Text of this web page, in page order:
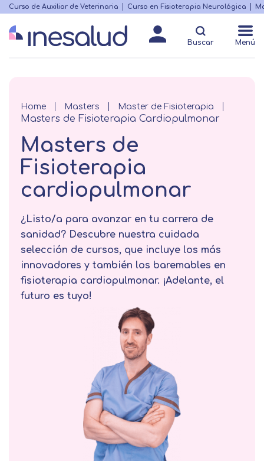
Skip
main
content
Menú
destacado
Curso de Auxiliar de Veterinaria Curso en Fisioterapia Neurológica
Buscar Menú
Breadcrumb
Home Masters Master de Fisioterapia
Masters de Fisioterapia Cardiopulmonar
Masters de
Fisioterapia
cardiopulmonar
¿Listo/a para avanzar en tu carrera de
sanidad? Descubre nuestra cuidada
selección de cursos, que incluye los más
innovadores y también los baremables en
fisioterapia cardiopulmonar. ¡Adelante, el
futuro es tuyo!
Matricularme